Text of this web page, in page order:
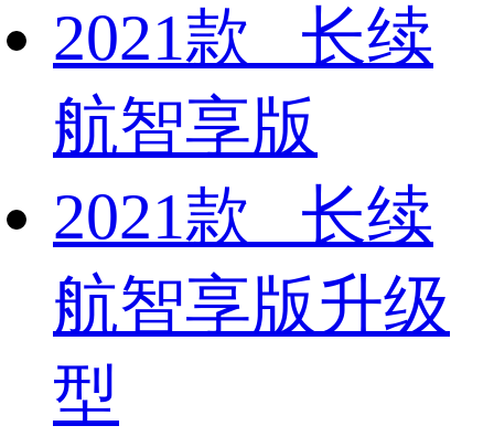
2021款 长续
航智享版
2021款 长续
航智享版升级
型